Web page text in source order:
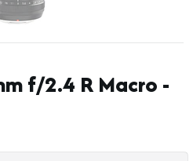
f/2.4 R Macro -